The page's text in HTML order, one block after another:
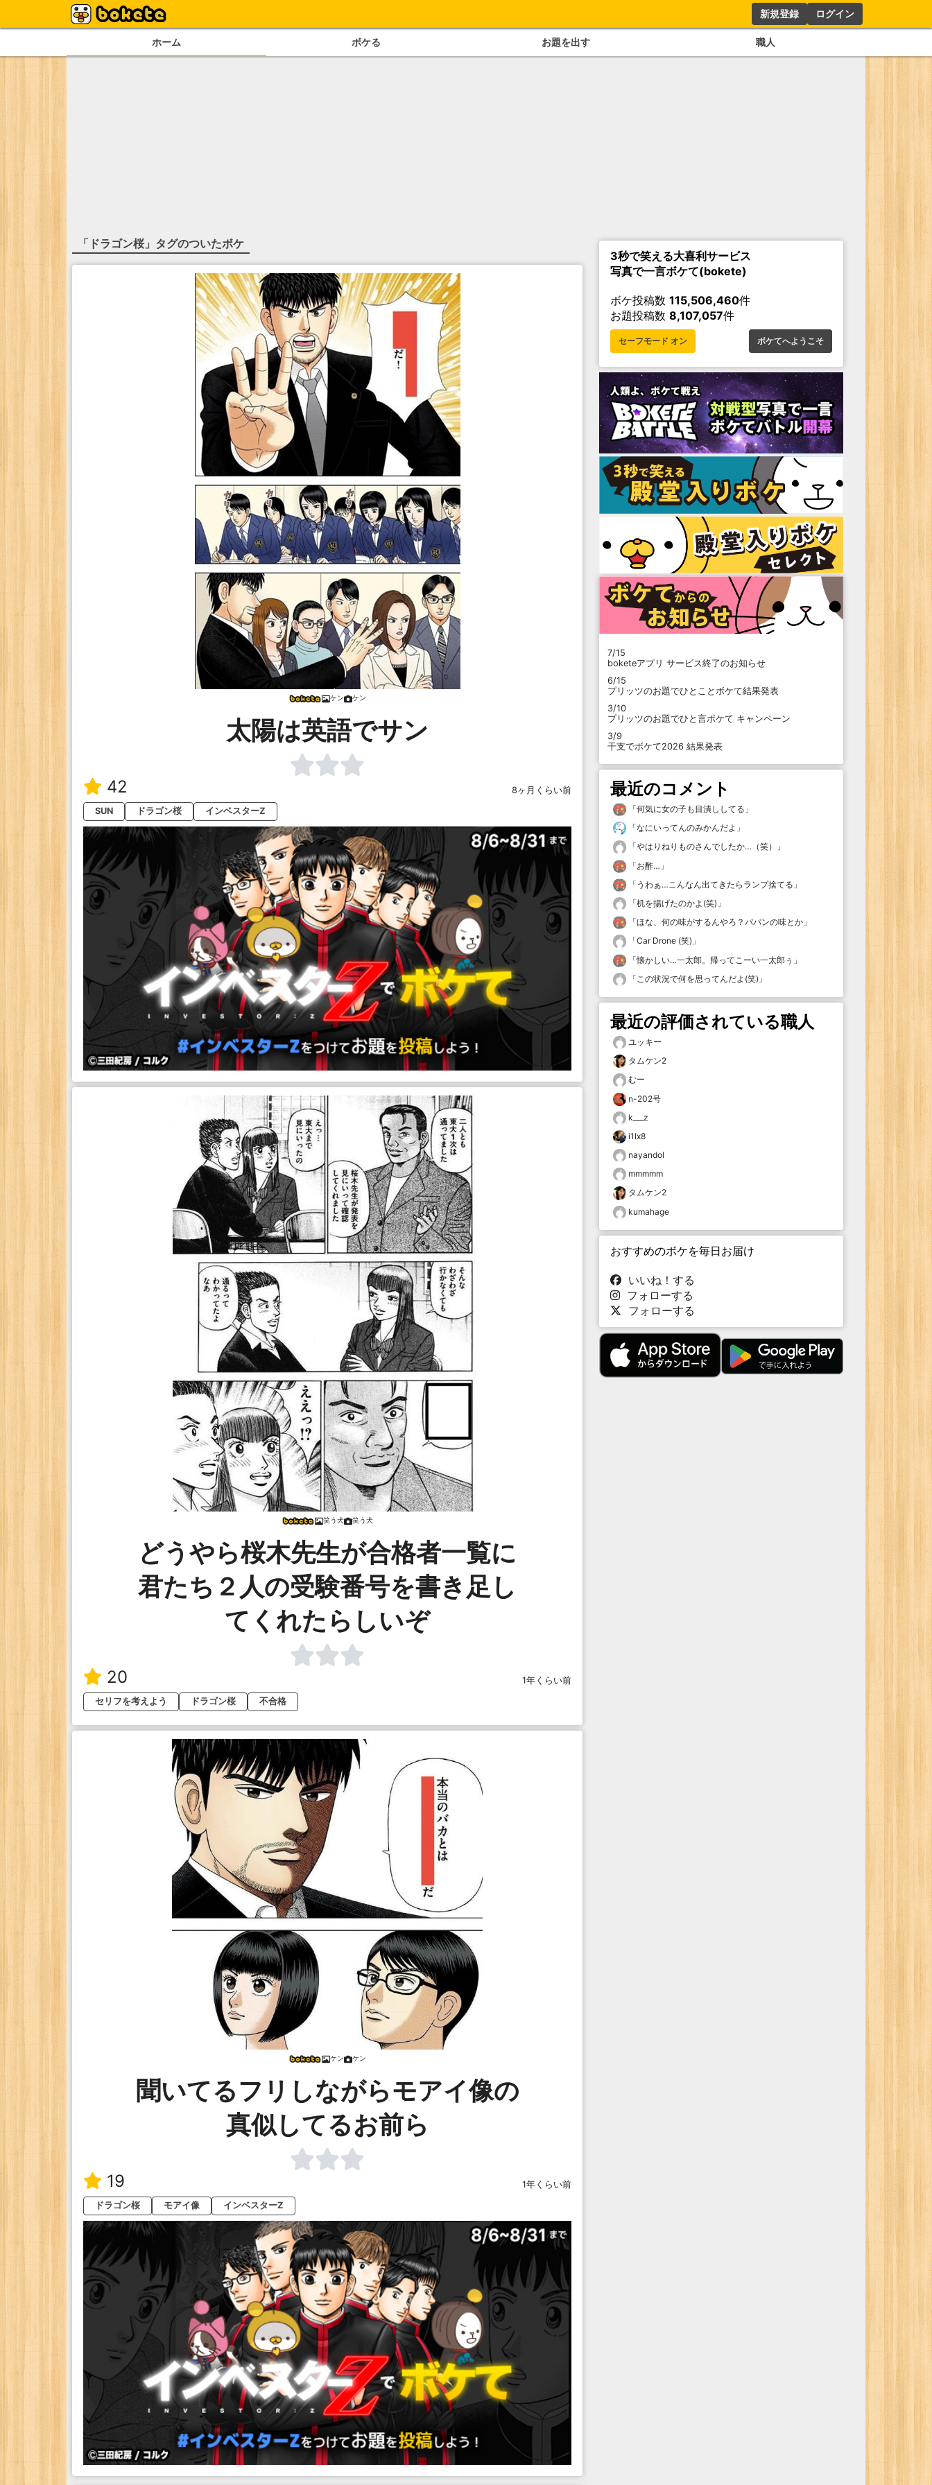
新規登録 ログイン
ホーム ボケる お題を出す 職人
「 ドラゴン桜」タグのついたボケ
ケン ケン
太陽は英語でサン
42
8ヶ月くらい前
SUN
ドラゴン桜 インベスターZ
笑う犬 笑う犬
どうやら桜木先生が合格者一覧に
君たち２人の受験番号を書き足し
てくれたらしいぞ
20
1年くらい前
セリフを考えよう
ドラゴン桜 不合格
ケン ケン
聞いてるフリしながらモアイ像の
真似してるお前ら
19
1年くらい前
ドラゴン桜
モアイ像 インベスターZ
3秒で笑える大喜利サービス
写真で一言ボケて(bokete)
ボケ投稿数 115,506,460件
お題投稿数 8,107,057件
セーフモード オン ボケてへようこそ
7/15
boketeアプリ サービス終了のお知らせ
6/15
プリッツのお題でひとことボケて結果発表
3/10
プリッツのお題でひと言ボケて キャンペーン
3/9
干支でボケて2026 結果発表
最近のコメント
「何気に女の子も目潰ししてる 」
「なにいってんのみかんだよ 」
「やはりねりものさんでしたか…（笑）
」
「お酢… 」
「 うわぁ…こんなん出てきたらランプ捨てる 」
「机を揚げたのかよ(笑) 」
「ほな、何の味がするんやろ？パパンの味とか 」
「Car Drone (笑) 」
「懐かしい…一太郎。帰ってこーい一太郎ぅ 」
「 この状況で何を思ってんだよ(笑) 」
最近の評価されている職人
ユッキー
タムケン2
むー
n-202号
k___z
i1lx8
nayandol
mmmmm
タムケン2
kumahage
おすすめのボケを毎日お届け
いいね！する
フォローする
フォローする